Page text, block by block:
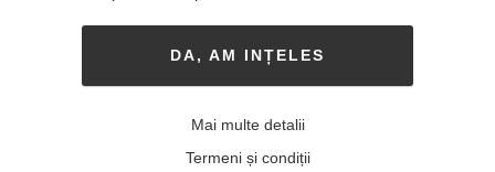
DA, AM INȚELES
Mai multe detalii
Termeni și condiții
Ea e Ana, eleva din Călărași
care a câștigat o competiție
NASA: ”Pentru câteva luni,